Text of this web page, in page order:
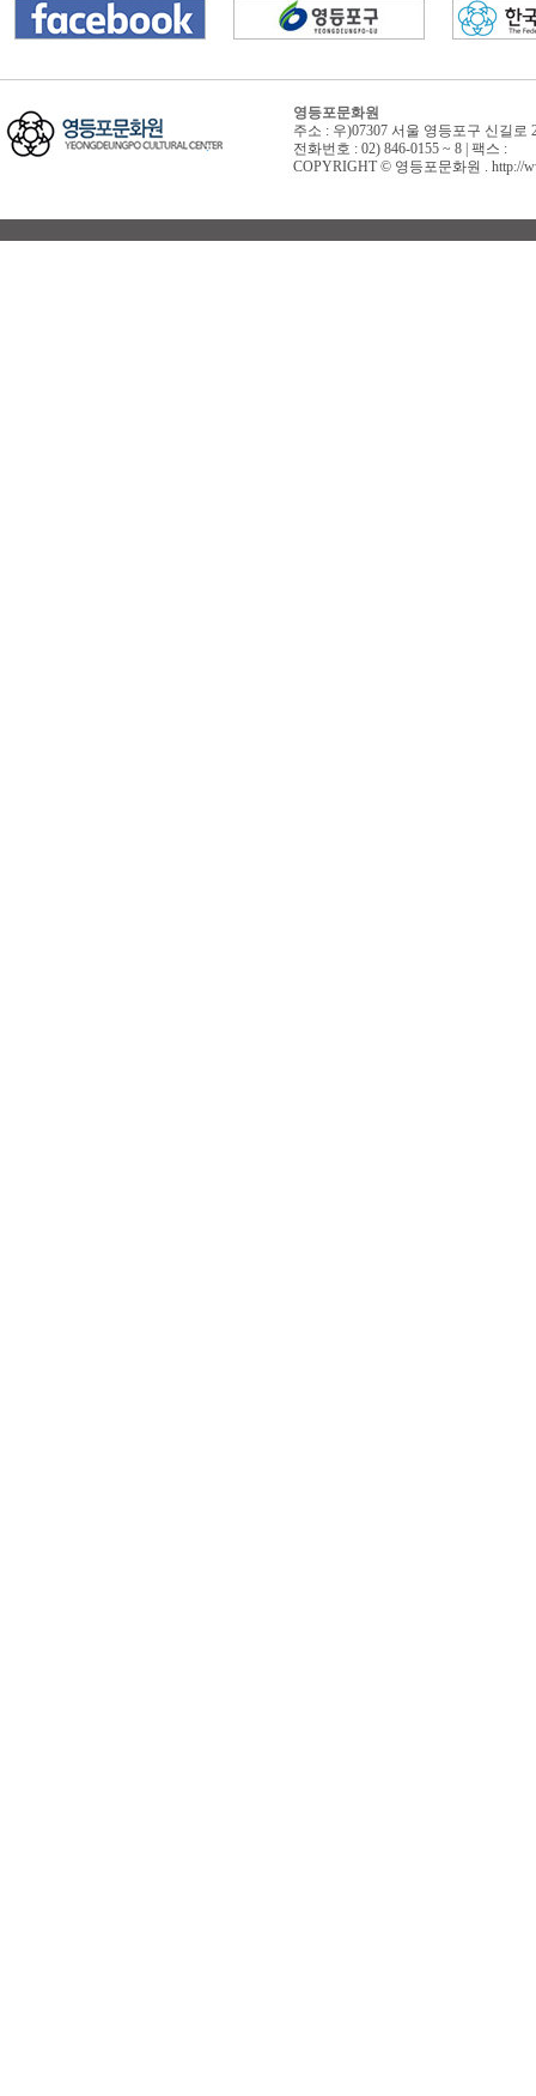
영등포문화원
주소 : 우)07307 서울 영등포구 신길
전화번호 : 02) 846-0155 ~ 8 | 팩스 :
COPYRIGHT © 영등포문화원 . http://